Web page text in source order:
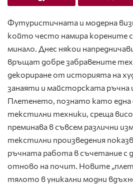
Футуристичната и модерна
който често намира корените
минало. Днес някои
връщат добре забравените
декориране от историята на
занаяти и майсторската ръчна
Плетенето, познато като
текстилни техники, среща
преминава в съвсем различни
текстилни произведения
ръчната работа в съчетание с
отново на почит. Новите
тялото в уникални модни